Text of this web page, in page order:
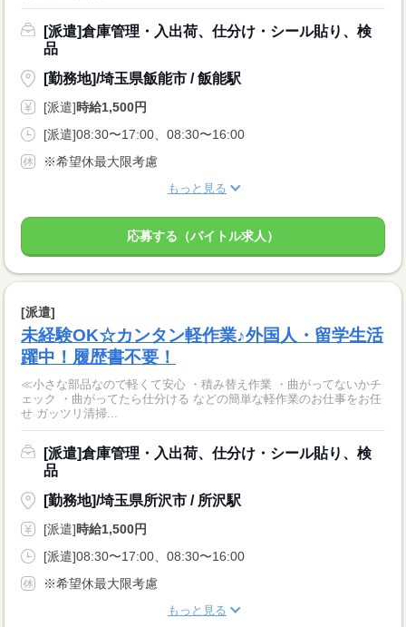
[派遣]倉庫管理・入出荷、仕分け・シール貼り、検
品
[勤務地]/埼玉県飯能市 / 飯能駅
[派遣]時給1,500円
[派遣]08:30〜17:00、08:30〜16:00
※希望休最大限考慮
もっと見る
応募する（バイトル求人）
[派遣]
未経験OK☆カンタン軽作業♪外国人・留学生活
躍中！履歴書不要！
≪小さな部品なので軽くて安心 ・積み替え作業 ・曲がってないかチ
ェック ・曲がってたら仕分ける などの簡単な軽作業のお仕事をお任
せ ガッツリ清掃...
[派遣]倉庫管理・入出荷、仕分け・シール貼り、検
品
[勤務地]/埼玉県所沢市 / 所沢駅
[派遣]時給1,500円
[派遣]08:30〜17:00、08:30〜16:00
※希望休最大限考慮
もっと見る